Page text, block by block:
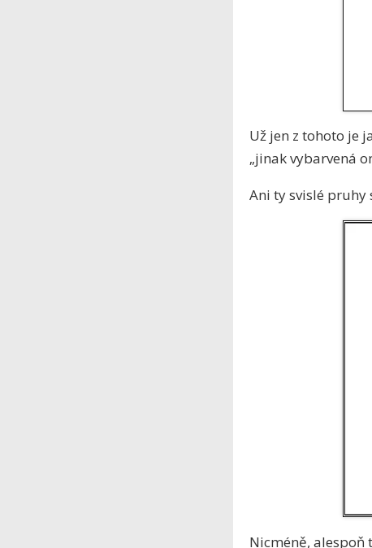
Už jen z tohoto je
„jinak vybarvená
Ani ty svislé pruhy
Nicméně,